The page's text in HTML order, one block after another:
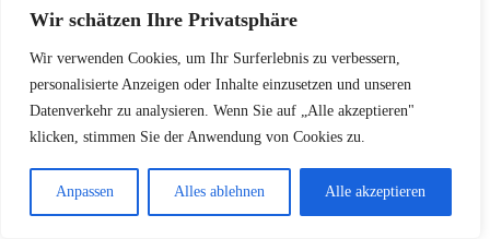
Wir schätzen Ihre Privatsphäre
Wir verwenden Cookies, um Ihr Surferlebnis zu verbessern,
personalisierte Anzeigen oder Inhalte einzusetzen und unseren
Datenverkehr zu analysieren. Wenn Sie auf „Alle akzeptieren"
klicken, stimmen Sie der Anwendung von Cookies zu.
Anpassen Alles ablehnen Alle akzeptieren
Merke: Wenn duKinderkrankheiten
erkennenwillst, dokumentiere Fieberverlauf,
Atmung, Trinkmenge und Windelanzahl.
Nacht hilft ein kühler, feuchter Raum und Nähe
– doch bei Warnzeichen zählt zügige